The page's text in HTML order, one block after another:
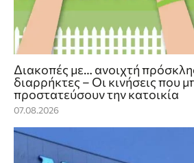
Διακοπές με… ανοιχτή
διαρρήκτες – Οι κινήσεις που
προστατεύσουν την κατοικία
07.08.2026